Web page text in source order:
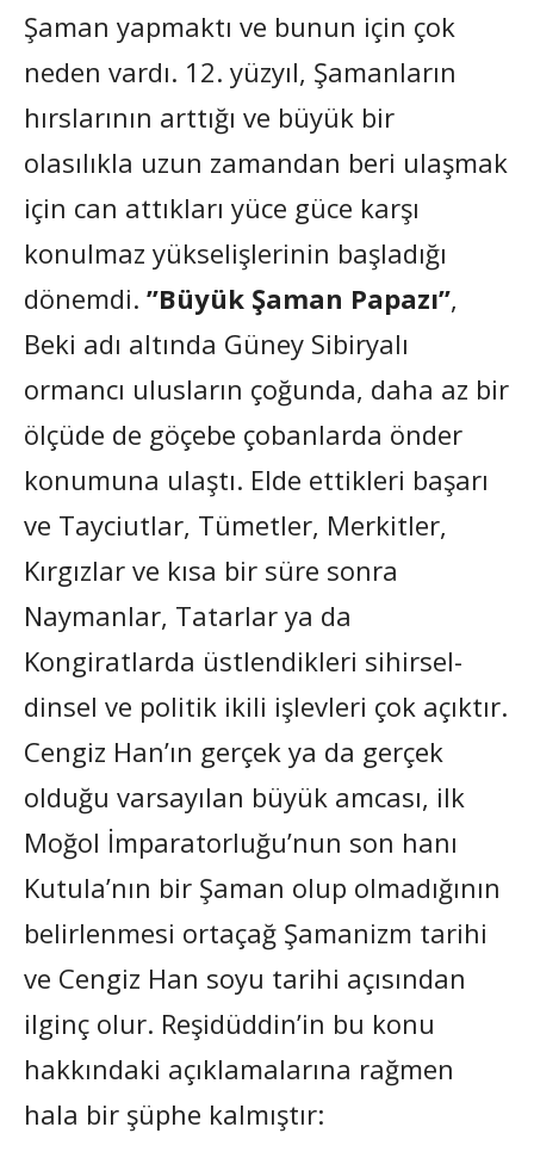
Şaman yapmaktı ve bunun için çok
neden vardı. 12. yüzyıl, Şamanların
hırslarının arttığı ve büyük bir
olasılıkla uzun zamandan beri ulaşmak
için can attıkları yüce güce karşı
konulmaz yükselişlerinin başladığı
dönemdi. ”Büyük Şaman Papazı”,
Beki adı altında Güney Sibiryalı
ormancı ulusların çoğunda, daha az bir
ölçüde de göçebe çobanlarda önder
konumuna ulaştı. Elde ettikleri başarı
ve Tayciutlar, Tümetler, Merkitler,
Kırgızlar ve kısa bir süre sonra
Naymanlar, Tatarlar ya da
Kongiratlarda üstlendikleri sihirsel-
dinsel ve politik ikili işlevleri çok açıktır.
Cengiz Han’ın gerçek ya da gerçek
olduğu varsayılan büyük amcası, ilk
Moğol İmparatorluğu’nun son hanı
Kutula’nın bir Şaman olup olmadığının
belirlenmesi ortaçağ Şamanizm tarihi
ve Cengiz Han soyu tarihi açısından
ilginç olur. Reşidüddin’in bu konu
hakkındaki açıklamalarına rağmen
hala bir şüphe kalmıştır: